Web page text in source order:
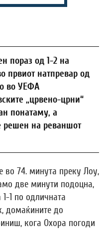
пораз од 1-2 на
првиот натпревар од
во УЕФА
„црвено-црни“
понатаму, а
решен на реваншот
во 74. минута преку Лоу,
две минути подоцна,
1 по одличната
домаќините до
кога Охора погоди